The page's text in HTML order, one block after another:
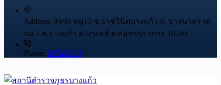
Address: 99/99 หมู่13 ซ.ราชวินิตบางแก้ว ถ. บางนาตราด
กม.7 ต.บางแก้ว อ.บางพลี จ.สมุทรปราการ 10540
Phone: 027403211